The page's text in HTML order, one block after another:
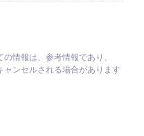
情報は、参考情報であり、
ンセルされる場合があります